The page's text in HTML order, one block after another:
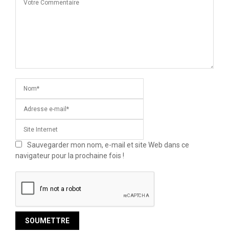
Sauvegarder mon nom, e-mail et site Web dans ce
navigateur pour la prochaine fois !